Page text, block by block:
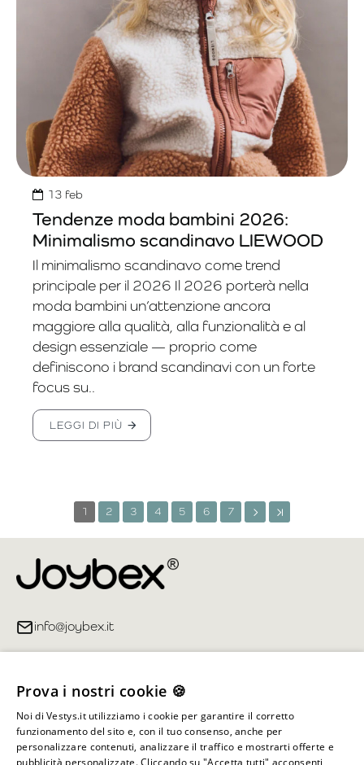
13 feb
Tendenze moda bambini 2026:
Minimalismo scandinavo LIEWOOD
Il minimalismo scandinavo come trend
principale per il 2026 Il 2026 porterà nella
moda bambini un’attenzione ancora
maggiore alla qualità, alla funzionalità e al
design essenziale — proprio come
definiscono i brand scandinavi con un forte
focus su..
LEGGI DI PIÙ
1 2 3 4 5 6 7
info@joybex.it
Account
Informazioni sul negozio
Prova i nostri cookie 🍪
Noi di Vestys.it utilizziamo i cookie per garantire il corretto
funzionamento del sito e, con il tuo consenso, anche per
personalizzare contenuti, analizzare il traffico e mostrarti offerte e
pubblicità personalizzate. Cliccando su "Accetta tutti" acconsenti